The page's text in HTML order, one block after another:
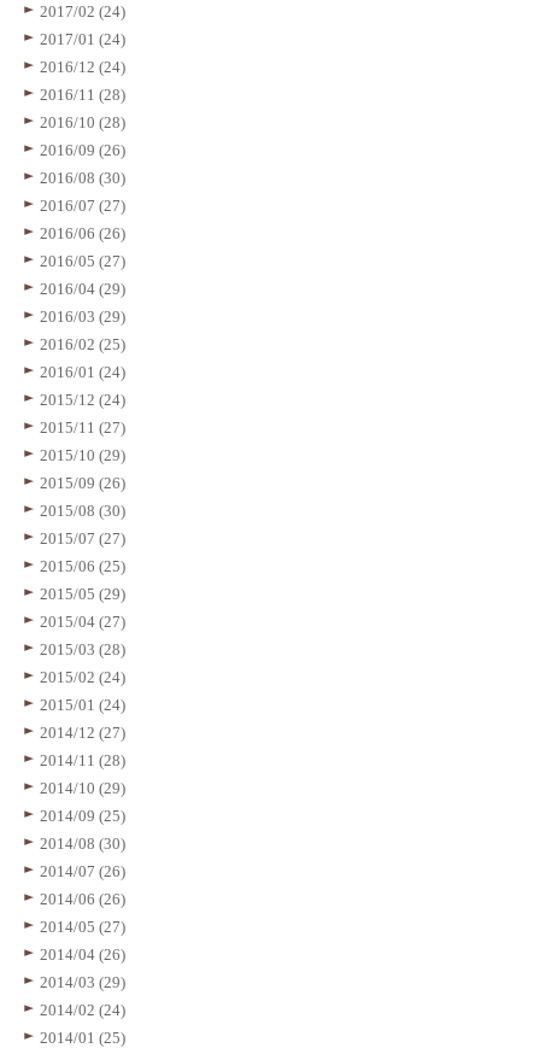
2017/02 (24)
2017/01 (24)
2016/12 (24)
2016/11 (28)
2016/10 (28)
2016/09 (26)
2016/08 (30)
2016/07 (27)
2016/06 (26)
2016/05 (27)
2016/04 (29)
2016/03 (29)
2016/02 (25)
2016/01 (24)
2015/12 (24)
2015/11 (27)
2015/10 (29)
2015/09 (26)
2015/08 (30)
2015/07 (27)
2015/06 (25)
2015/05 (29)
2015/04 (27)
2015/03 (28)
2015/02 (24)
2015/01 (24)
2014/12 (27)
2014/11 (28)
2014/10 (29)
2014/09 (25)
2014/08 (30)
2014/07 (26)
2014/06 (26)
2014/05 (27)
2014/04 (26)
2014/03 (29)
2014/02 (24)
2014/01 (25)